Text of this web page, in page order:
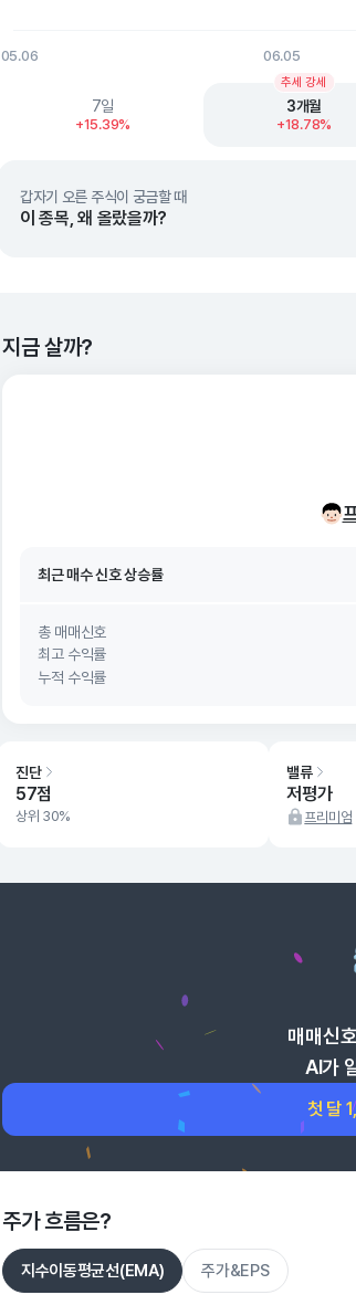
05.06 06.05
7일
+15.39%
3개월
+18.78%
추세 강세
갑자기 오른 주식이 궁금할 때
이 종목, 왜 올랐을까?
지금 살까?
최근 매수 신호26. 08/07
총 매매신호
최고 수익률
누적 수익률
진단
57점
상위 30%
밸류
저평가
프리미엄
매매신
AI가
첫 달
주가 흐름은?
지수이동평균선(EMA) 주가&EPS